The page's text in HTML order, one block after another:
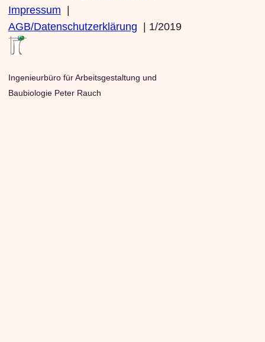
Impressum |
AGB/Datenschutzerklärung | 1/2019
Ingenieurbüro für Arbeitsgestaltung und
Baubiologie Peter Rauch